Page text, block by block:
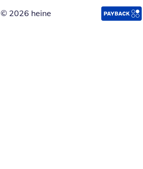
© 2026 heine